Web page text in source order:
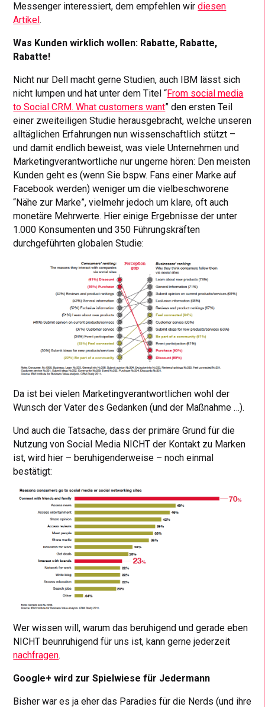
Messenger interessiert, dem empfehlen wirdiesen
Artikel.
Was Kunden wirklich wollen: Rabatte, Rabatte,
Rabatte!
Nicht nur Dell macht gerne Studien, auch IBM lässt sich
nicht lumpen und hat unter dem Titel “From social media
to Social CRM. What customers want” den ersten Teil
einer zweiteiligen Studie herausgebracht, welche unseren
alltäglichen Erfahrungen nun wissenschaftlich stützt –
und damit endlich beweist, was viele Unternehmen und
Marketingverantwortliche nur ungerne hören: Den meisten
Kunden geht es (wenn Sie bspw. Fans einer Marke auf
Facebook werden) weniger um die vielbeschworene
“Nähe zur Marke”, vielmehr jedoch um klare, oft auch
monetäre Mehrwerte. Hier einige Ergebnisse der unter
1.000 Konsumenten und 350 Führungskräften
durchgeführten globalen Studie:
Da ist bei vielen Marketingverantwortlichen wohl der
Wunsch der Vater des Gedanken (und der Maßnahme …).
Und auch die Tatsache, dass der primäre Grund für die
Nutzung von Social Media NICHT der Kontakt zu Marken
ist, wird hier – beruhigenderweise – noch einmal
bestätigt:
Wer wissen will, warum das beruhigend und gerade eben
NICHT beunruhigend für uns ist, kann gerne jederzeit
nachfragen.
Google+ wird zur Spielwiese für Jedermann
Bisher war es ja eher das Paradies für die Nerds (und ihre